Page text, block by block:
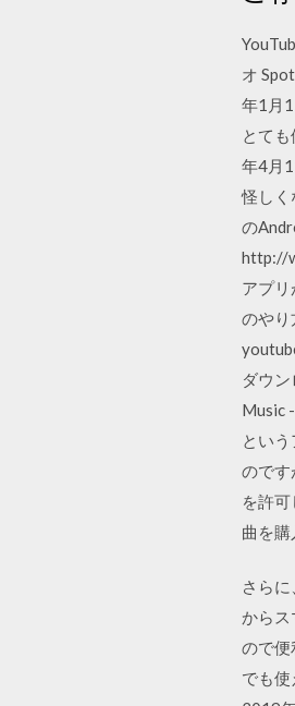
オ
年1月
とて
年4月
怪しく
の
http://
アプ
のや
ダウ
Music
とい
のです
を許
曲を購
さら
から
ので便
でも